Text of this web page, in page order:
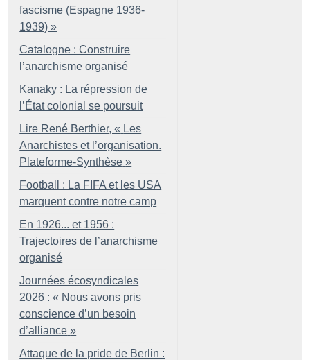
fascisme (Espagne 1936-
1939) »
Catalogne : Construire
l’anarchisme organisé
Kanaky : La répression de
l’État colonial se poursuit
Lire René Berthier, « Les
Anarchistes et l’organisation.
Plateforme-Synthèse »
Football : La FIFA et les USA
marquent contre notre camp
En 1926... et 1956 :
Trajectoires de l’anarchisme
organisé
Journées écosyndicales
2026 : « Nous avons pris
conscience d’un besoin
d’alliance »
Attaque de la pride de Berlin :